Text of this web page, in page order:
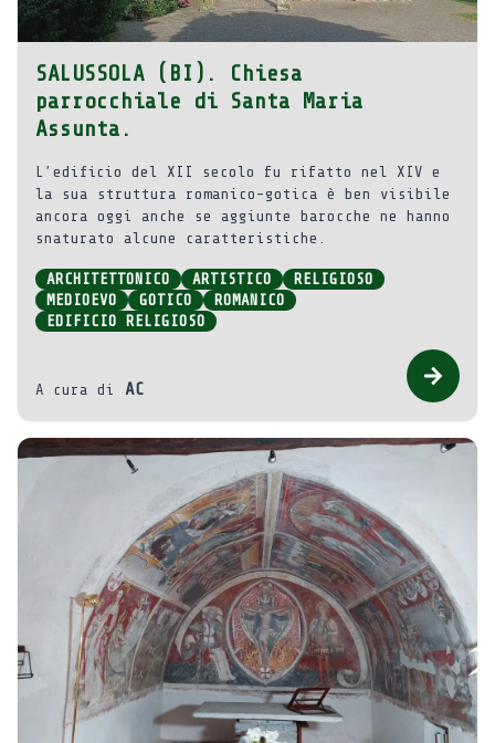
SALUSSOLA (BI). Chiesa
parrocchiale di Santa Maria
Assunta.
L’edificio del XII secolo fu rifatto nel XIV e
la sua struttura romanico-gotica è ben visibile
ancora oggi anche se aggiunte barocche ne hanno
snaturato alcune caratteristiche.
ARCHITETTONICO ARTISTICO
RELIGIOSO
MEDIOEVO
GOTICO
ROMANICO
EDIFICIO RELIGIOSO
A cura di AC